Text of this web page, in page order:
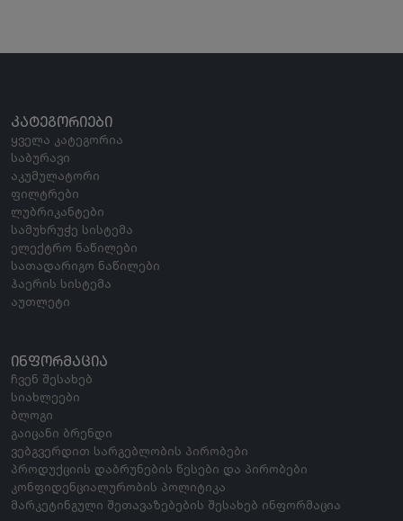
ᲙᲐᲢᲔᲒᲝᲠᲘᲔᲑᲘ
ყველა კატეგორია
საბურავი
აკუმულატორი
ფილტრები
ლუბრიკანტები
სამუხრუჭე სისტემა
ელექტრო ნაწილები
სათადარიგო ნაწილები
ჰაერის სისტემა
აუთლეტი
ᲘᲜᲤᲝᲠᲛᲐᲪᲘᲐ
ჩვენ შესახებ
სიახლეები
ბლოგი
გაიცანი ბრენდი
ვებგვერდით სარგებლობის პირობები
პროდუქციის დაბრუნების წესები და პირობები
კონფიდენციალურობის პოლიტიკა
მარკეტინგული შეთავაზებების შესახებ ინფორმაცია